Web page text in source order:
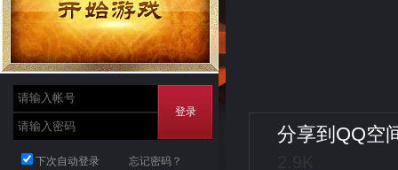
下次自动登录 忘记密码？
登录
分享到 QQ空